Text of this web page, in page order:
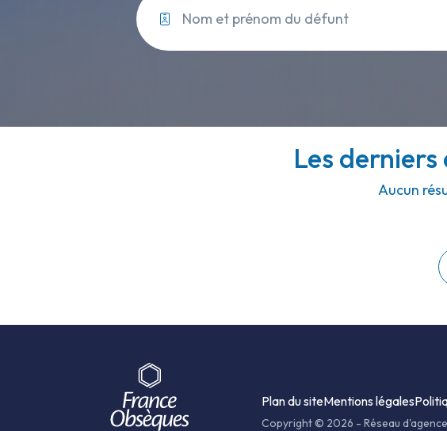
Les derniers
Aucun
Plan du siteMentions légales
Copyright © 2026 - Réseau